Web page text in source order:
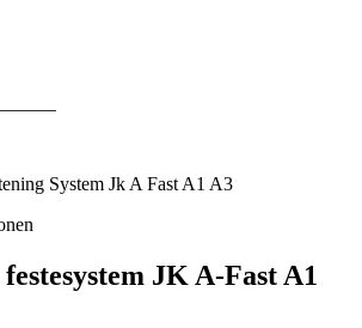
System Jk A Fast A1 A3
JK A-Fast A1